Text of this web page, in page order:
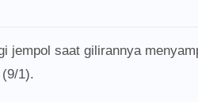
jempol saat gilirannya
1).